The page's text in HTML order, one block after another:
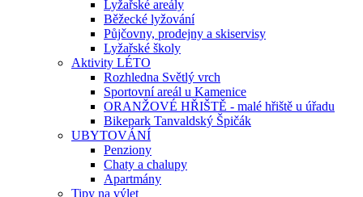
Lyžařské areály
Běžecké lyžování
Půjčovny, prodejny a skiservisy
Lyžařské školy
Aktivity LÉTO
Rozhledna Světlý vrch
Sportovní areál u Kamenice
ORANŽOVÉ HŘIŠTĚ - malé hřiště u úřadu
Bikepark Tanvaldský Špičák
UBYTOVÁNÍ
Penziony
Chaty a chalupy
Apartmány
Tipy na výlet